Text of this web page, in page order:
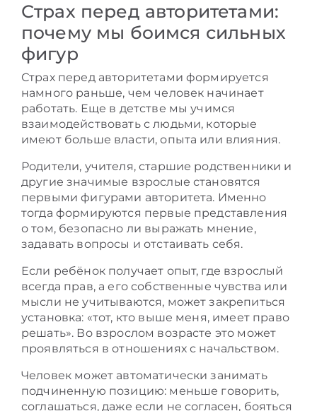
Страх перед авторитетами:
почему мы боимся сильных
фигур
Страх перед авторитетами формируется
намного раньше, чем человек начинает
работать. Еще в детстве мы учимся
взаимодействовать с людьми, которые
имеют больше власти, опыта или влияния.
Родители, учителя, старшие родственники и
другие значимые взрослые становятся
первыми фигурами авторитета. Именно
тогда формируются первые представления
о том, безопасно ли выражать мнение,
задавать вопросы и отстаивать себя.
Если ребёнок получает опыт, где взрослый
всегда прав, а его собственные чувства или
мысли не учитываются, может закрепиться
установка: «тот, кто выше меня, имеет право
решать». Во взрослом возрасте это может
проявляться в отношениях с начальством.
Человек может автоматически занимать
подчиненную позицию: меньше говорить,
соглашаться, даже если не согласен, бояться